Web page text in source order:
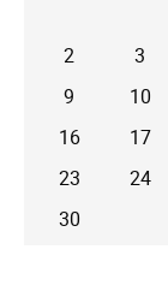
2
3
9
10
16
17
23
24
30